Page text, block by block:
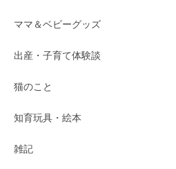
ママ＆ベビーグッズ
出産・子育て体験談
猫のこと
知育玩具・絵本
雑記